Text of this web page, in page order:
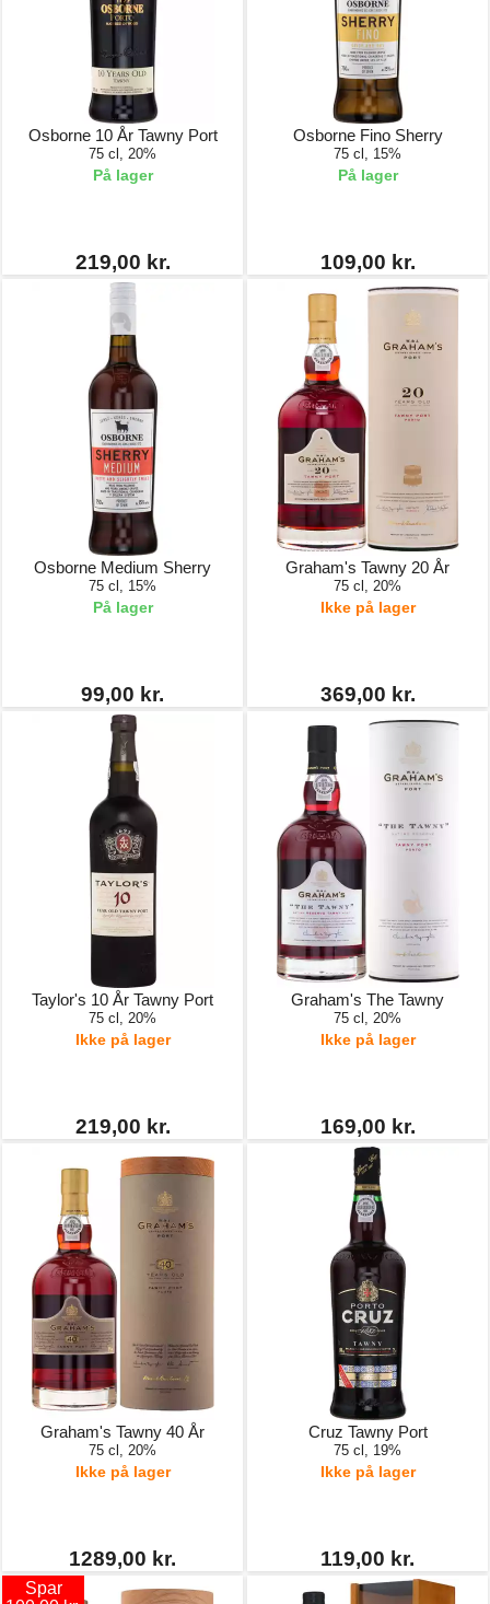
Osborne 10 År Tawny Port
75 cl, 20%
På lager
219,00 kr.
Osborne Fino Sherry
75 cl, 15%
På lager
109,00 kr.
Osborne Medium Sherry
75 cl, 15%
På lager
99,00 kr.
Graham's Tawny 20 År
75 cl, 20%
Ikke på lager
369,00 kr.
Taylor's 10 År Tawny Port
75 cl, 20%
Ikke på lager
219,00 kr.
Graham's The Tawny
75 cl, 20%
Ikke på lager
169,00 kr.
Graham's Tawny 40 År
75 cl, 20%
Ikke på lager
1289,00 kr.
Cruz Tawny Port
75 cl, 19%
Ikke på lager
119,00 kr.
Spar